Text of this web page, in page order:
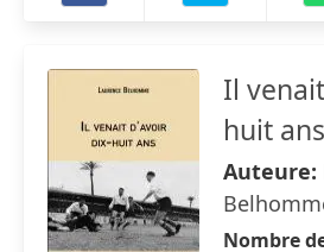
Il
huit ans
Auteure:
Nombre